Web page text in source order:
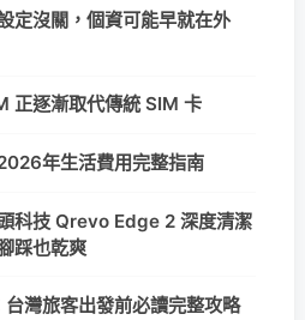
定沒關，個資可能早就在外
正逐漸取代傳統 SIM 卡
年生活費用完整指南
科技 Qrevo Edge 2 深度清潔
踩也乾爽
灣旅客出發前必讀完整攻略